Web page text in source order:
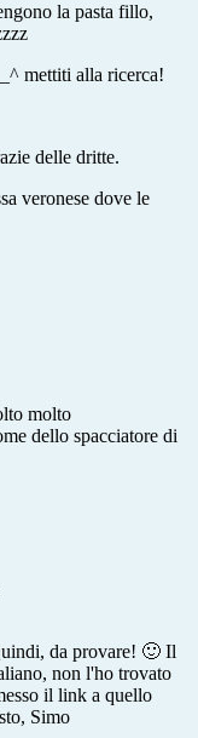
la pasta fillo,
mettiti alla ricerca!
delle dritte.
veronese dove le
molto
dello spacciatore di
da provare! 🙂 Il
non l'ho trovato
il link a quello
Simo